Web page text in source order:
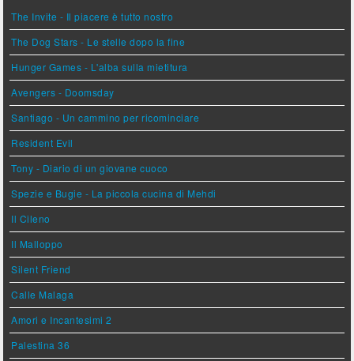
The Invite - Il piacere è tutto nostro
The Dog Stars - Le stelle dopo la fine
Hunger Games - L'alba sulla mietitura
Avengers - Doomsday
Santiago - Un cammino per ricominciare
Resident Evil
Tony - Diario di un giovane cuoco
Spezie e Bugie - La piccola cucina di Mehdi
Il Cileno
Il Malloppo
Silent Friend
Calle Malaga
Amori e Incantesimi 2
Palestina 36